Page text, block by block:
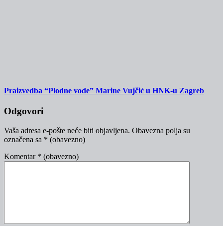
Praizvedba “Plodne vode” Marine Vujčić u HNK-u Zagreb
Odgovori
Vaša adresa e-pošte neće biti objavljena. Obavezna polja su
označena sa * (obavezno)
Komentar * (obavezno)